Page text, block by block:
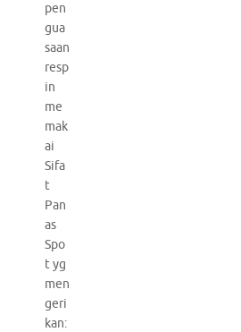
pen
gua
saan
resp
in
me
mak
ai
Sifa
t
Pan
as
Spo
t yg
men
geri
kan: